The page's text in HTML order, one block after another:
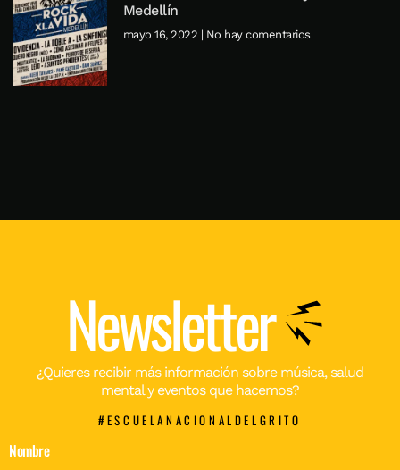
Medellín
mayo 16, 2022 No hay comentarios
Newsletter
¿Quieres recibir más información sobre música, salud
mental y eventos que hacemos?
#ESCUELANACIONALDELGRITO
Nombre